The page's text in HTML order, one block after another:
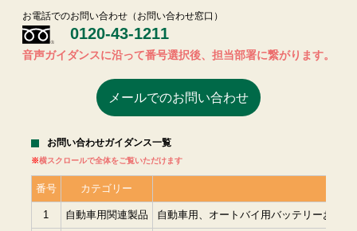
お電話でのお問い合わせ（お問い合わせ窓口）
0120-43-1211
音声ガイダンスに沿って番号選択後、担当部署に繋がります。
メールでのお問い合わせ
お問い合わせガイダンス一覧
横スクロールで全体をご覧いただけます
番号 カテゴリー
1 自動車用関連製品 自動車用、オートバイ用バッテリーおよ